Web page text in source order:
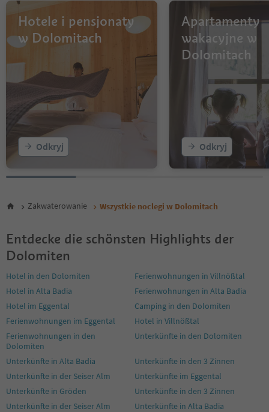
16
19
21
29
30
33
35
36
37
38
39
40
41
42
43
44
46
47
48
49
Hotele i pensjonaty
w Dolomitach
Odkryj
Apartamenty
wakacyjne w
Dolomitach
Odkryj
Zakwaterowanie Wszystkie noclegi w Dolomitach
Entdecke die schönsten Highlights der
Dolomiten
Hotel in den Dolomiten
Ferienwohnungen in Villnößtal
Hotel in Alta Badia
Ferienwohnungen in Alta Badia
Hotel im Eggental
Camping in den Dolomiten
Ferienwohnungen im Eggental
Hotel in Villnößtal
Ferienwohnungen in den
Dolomiten
Unterkünfte in den Dolomiten
Unterkünfte in Alta Badia
Unterkünfte in den 3 Zinnen
Unterkünfte in der Seiser Alm
Unterkünfte im Eggental
Unterkünfte in Gröden
Unterkünfte in den 3 Zinnen
Unterkünfte in der Seiser Alm
Unterkünfte in Alta Badia